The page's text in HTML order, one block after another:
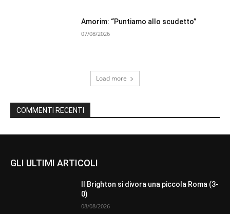
Amorim: “Puntiamo allo scudetto”
07/08/2026
Load more
COMMENTI RECENTI
GLI ULTIMI ARTICOLI
Il Brighton si divora una piccola Roma (3-
0)
08/08/2026